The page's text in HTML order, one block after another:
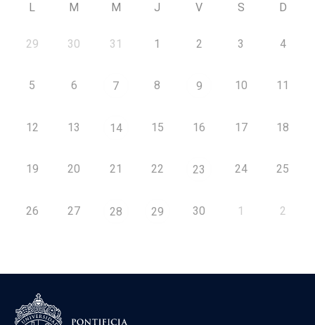
L M M J V S D
29 30 31 1 2 3 4
5 6 7 8 9 10 11
12 13 14 15 16 17 18
19 20 21 22 23 24 25
26 27 28 29 30 1 2